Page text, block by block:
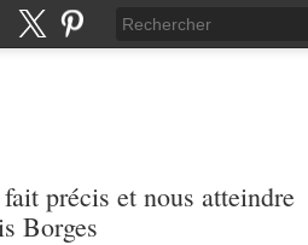
précis et nous atteindre
Borges